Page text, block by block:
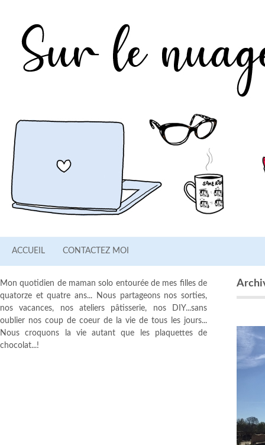
ACCUEIL CONTACTEZ MOI
Mon quotidien de maman solo entourée de mes filles de
quatorze et quatre ans... Nous partageons nos sorties,
nos vacances, nos ateliers pâtisserie, nos DIY...sans
oublier nos coup de coeur de la vie de tous les jours...
Nous croquons la vie autant que les plaquettes de
chocolat...!